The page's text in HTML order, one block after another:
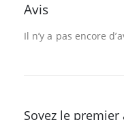
Avis
Il n’y a pas encore
Soyez le